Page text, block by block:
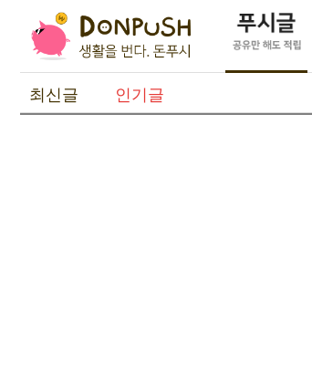
최신글 인기글